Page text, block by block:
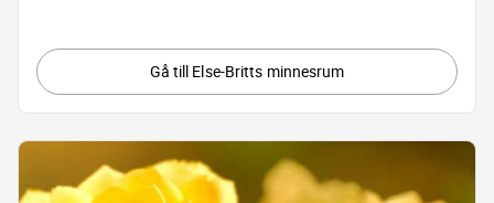
Gå till Else-Britts minnesrum